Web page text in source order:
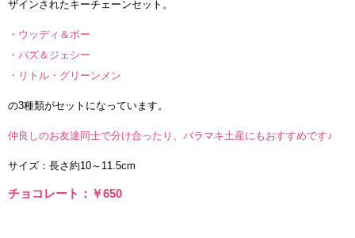
ザインされたキーチェーンセット。
・ウッディ＆ボー
・バズ＆ジェシー
・リトル・グリーンメン
の3種類がセットになっています。
仲良しのお友達同士で分け合ったり、バラマキ土産にもおすすめです♪
サイズ：長さ約10～11.5cm
チョコレート：￥650